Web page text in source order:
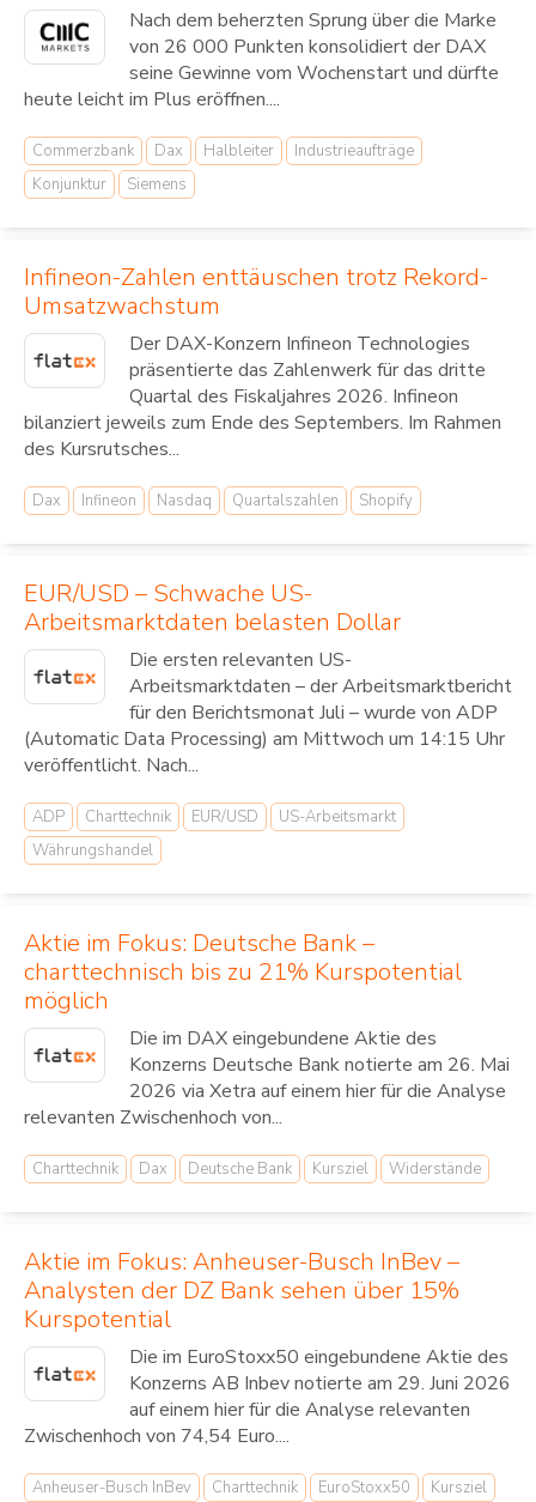
Nach dem beherzten Sprung über die Marke
von 26 000 Punkten konsolidiert der DAX
seine Gewinne vom Wochenstart und dürfte
heute leicht im Plus eröffnen....
Commerzbank Dax Halbleiter
Industrieaufträge
Konjunktur
Siemens
Infineon-Zahlen enttäuschen trotz Rekord-
Umsatzwachstum
Der DAX-Konzern Infineon Technologies
präsentierte das Zahlenwerk für das dritte
Quartal des Fiskaljahres 2026. Infineon
bilanziert jeweils zum Ende des Septembers. Im Rahmen
des Kursrutsches...
Dax Infineon Nasdaq Quartalszahlen Shopify
EUR/USD – Schwache US-
Arbeitsmarktdaten belasten Dollar
Die ersten relevanten US-
Arbeitsmarktdaten – der Arbeitsmarktbericht
für den Berichtsmonat Juli – wurde von ADP
(Automatic Data Processing) am Mittwoch um 14:15 Uhr
veröffentlicht. Nach...
ADP Charttechnik EUR/USD
US-Arbeitsmarkt
Währungshandel
Aktie im Fokus: Deutsche Bank –
charttechnisch bis zu 21% Kurspotential
möglich
Die im DAX eingebundene Aktie des
Konzerns Deutsche Bank notierte am 26. Mai
2026 via Xetra auf einem hier für die Analyse
relevanten Zwischenhoch von...
Charttechnik Dax Deutsche Bank Kursziel Widerstände
Aktie im Fokus: Anheuser-Busch InBev –
Analysten der DZ Bank sehen über 15%
Kurspotential
Die im EuroStoxx50 eingebundene Aktie des
Konzerns AB Inbev notierte am 29. Juni 2026
auf einem hier für die Analyse relevanten
Zwischenhoch von 74,54 Euro....
Anheuser-Busch InBev Charttechnik EuroStoxx50 Kursziel